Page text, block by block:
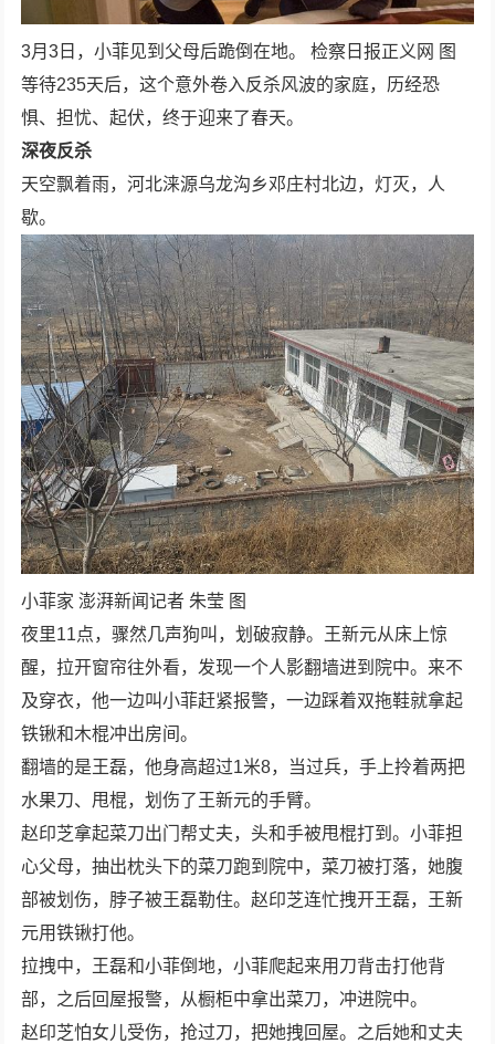
3月3日，小菲见到父母后跪倒在地。 检察日报正义网 图
等待235天后，这个意外卷入反杀风波的家庭，历经恐
惧、担忧、起伏，终于迎来了春天。
深夜反杀
天空飘着雨，河北涞源乌龙沟乡邓庄村北边，灯灭，人
歇。
小菲家 澎湃新闻记者 朱莹 图
夜里11点，骤然几声狗叫，划破寂静。王新元从床上惊
醒，拉开窗帘往外看，发现一个人影翻墙进到院中。来不
及穿衣，他一边叫小菲赶紧报警，一边踩着双拖鞋就拿起
铁锹和木棍冲出房间。
翻墙的是王磊，他身高超过1米8，当过兵，手上拎着两把
水果刀、甩棍，划伤了王新元的手臂。
赵印芝拿起菜刀出门帮丈夫，头和手被甩棍打到。小菲担
心父母，抽出枕头下的菜刀跑到院中，菜刀被打落，她腹
部被划伤，脖子被王磊勒住。赵印芝连忙拽开王磊，王新
元用铁锹打他。
拉拽中，王磊和小菲倒地，小菲爬起来用刀背击打他背
部，之后回屋报警，从橱柜中拿出菜刀，冲进院中。
赵印芝怕女儿受伤，抢过刀，把她拽回屋。之后她和丈夫